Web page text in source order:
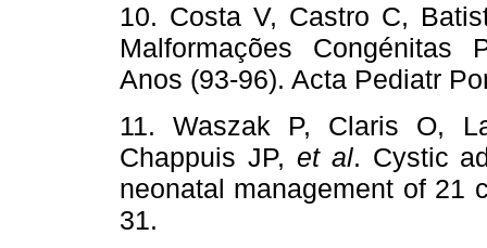
10. Costa V, Castro C,
Malformações Congénitas
Anos (93-96). Acta Pediatr
11. Waszak P, Claris O,
Chappuis JP, et al. Cystic
neonatal management of 21
31.